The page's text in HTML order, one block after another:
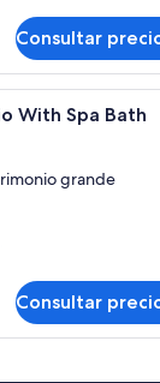
Consultar
Baño |
With Spa Bath
grande
Consultar